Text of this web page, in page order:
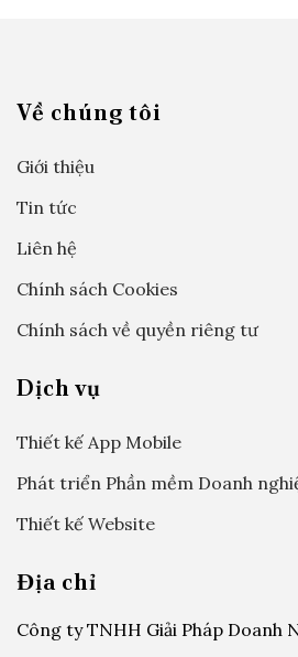
Về chúng tôi
Giới thiệu
Tin tức
Liên hệ
Chính sách Cookies
Chính sách về quyền riêng tư
Dịch vụ
Thiết kế App Mobile
Phát triển Phần mềm Doanh
Thiết kế Website
Địa chỉ
Công ty TNHH Giải Pháp Doanh